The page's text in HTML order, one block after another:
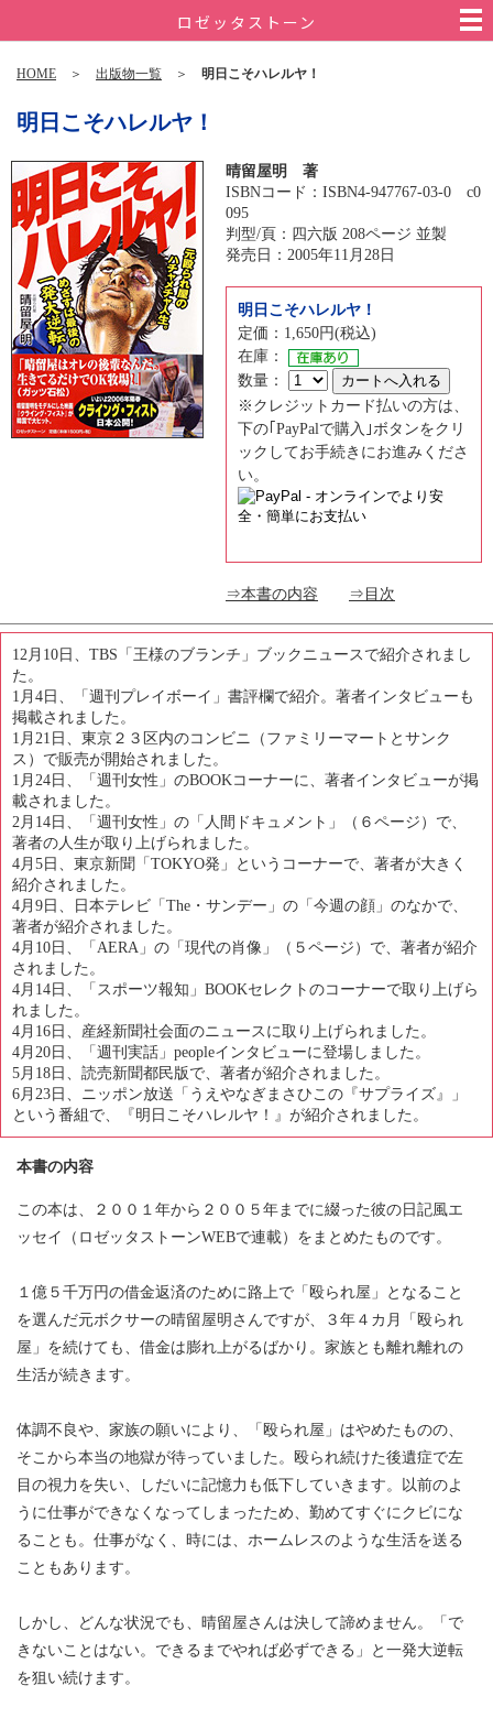
ロゼッタストーン
HOME ＞ 出版物一覧 ＞ 明日こそハレルヤ！
明日こそハレルヤ！
晴留屋明 著
ISBNコード：ISBN4-947767-03-0 c0
095
判型/頁：四六版 208ページ 並製
発売日：2005年11月28日
明日こそハレルヤ！
定価：1,650円(税込)
在庫：
数量：
※クレジットカード払いの方は、
下の｢PayPalで購入｣ボタンをクリ
ックしてお手続きにお進みくださ
い。
⇒本書の内容 ⇒目次
12月10日、TBS「王様のブランチ」ブックニュースで紹介されまし
た。
1月4日、「週刊プレイボーイ」書評欄で紹介。著者インタビューも
掲載されました。
1月21日、東京２３区内のコンビニ（ファミリーマートとサンク
ス）で販売が開始されました。
1月24日、「週刊女性」のBOOKコーナーに、著者インタビューが掲
載されました。
2月14日、「週刊女性」の「人間ドキュメント」（６ページ）で、
著者の人生が取り上げられました。
4月5日、東京新聞「TOKYO発」というコーナーで、著者が大きく
紹介されました。
4月9日、日本テレビ「The・サンデー」の「今週の顔」のなかで、
著者が紹介されました。
4月10日、「AERA」の「現代の肖像」（５ページ）で、著者が紹介
されました。
4月14日、「スポーツ報知」BOOKセレクトのコーナーで取り上げら
れました。
4月16日、産経新聞社会面のニュースに取り上げられました。
4月20日、「週刊実話」peopleインタビューに登場しました。
5月18日、読売新聞都民版で、著者が紹介されました。
6月23日、ニッポン放送「うえやなぎまさひこの『サプライズ』」
という番組で、『明日こそハレルヤ！』が紹介されました。
本書の内容
この本は、２００１年から２００５年までに綴った彼の日記風エ
ッセイ（ロゼッタストーンWEBで連載）をまとめたものです。
１億５千万円の借金返済のために路上で「殴られ屋」となること
を選んだ元ボクサーの晴留屋明さんですが、３年４カ月「殴られ
屋」を続けても、借金は膨れ上がるばかり。家族とも離れ離れの
生活が続きます。
体調不良や、家族の願いにより、「殴られ屋」はやめたものの、
そこから本当の地獄が待っていました。殴られ続けた後遺症で左
目の視力を失い、しだいに記憶力も低下していきます。以前のよ
うに仕事ができなくなってしまったため、勤めてすぐにクビにな
ることも。仕事がなく、時には、ホームレスのような生活を送る
こともあります。
しかし、どんな状況でも、晴留屋さんは決して諦めません。「で
きないことはない。できるまでやれば必ずできる」と一発大逆転
を狙い続けます。